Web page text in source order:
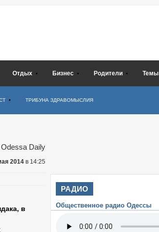
Отдых Бизнес Родители Темы
ТРИБУНА ЗДРАВОМЫСЛИЯ
Odessa Daily
2014 в 14:25
в
РАДИО
Общественное радио Одессы